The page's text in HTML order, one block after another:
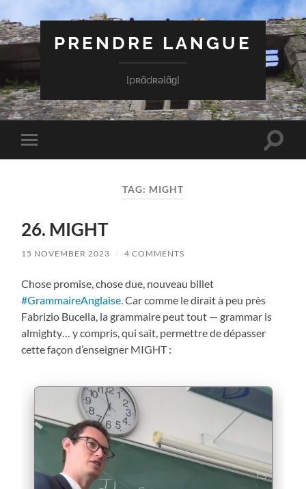
PRENDRE LANGUE
[pʀɑ̃dʀəlɑ̃ɡ]
Toggle
mobile
Toggle
TAG: MIGHT
26. MIGHT
15 NOVEMBER 2023 / 4 COMMENTS
Chose promise, chose due, nouveau billet
#GrammaireAnglaise. Car comme le dirait à peu près
Fabrizio Bucella, la grammaire peut tout — grammar is
almighty… y compris, qui sait, permettre de dépasser
cette façon d’enseigner MIGHT :
Player